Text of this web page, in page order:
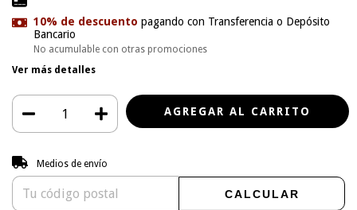
10% de descuento pagando con Transferencia o Depósito
Bancario
No acumulable con otras promociones
Ver más detalles
Entregas para el CP:
Medios de envío
CALCULAR